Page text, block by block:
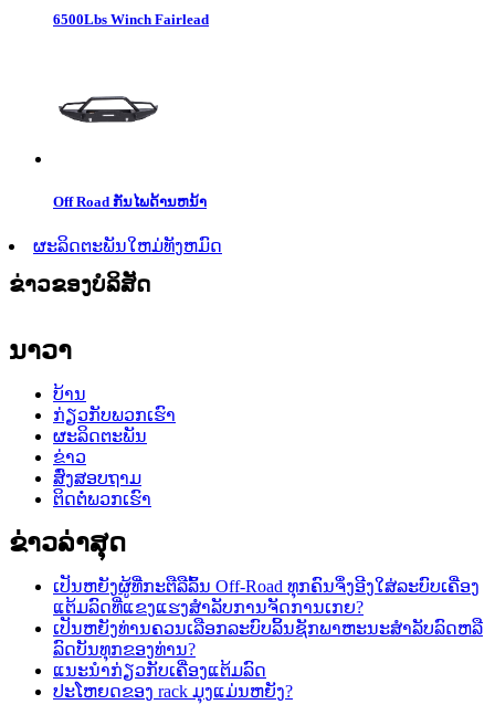
6500Lbs Winch Fairlead
Off Road ກັນ​ໄພ​ດ້ານ​ຫນ້າ​
ຜະລິດຕະພັນໃຫມ່ທັງຫມົດ
ຂ່າວຂອງບໍລິສັດ
ນາວາ
ບ້ານ
ກ່ຽວ​ກັບ​ພວກ​ເຮົາ
ຜະລິດຕະພັນ
ຂ່າວ
ສົ່ງສອບຖາມ
ຕິດ​ຕໍ່​ພວກ​ເຮົາ
ຂ່າວ​ລ່າ​ສຸດ
ເປັນຫຍັງຜູ້ທີ່ກະຕືລືລົ້ນ Off-Road ທຸກຄົນຈຶ່ງອີງໃສ່ລະບົບເຄື່ອງ
ແຕ້ມລົດທີ່ແຂງແຮງສໍາລັບການຈັດການເກຍ?
ເປັນຫຍັງທ່ານຄວນເລືອກລະບົບລິ້ນຊັກພາຫະນະສໍາລັບລົດຫລື
ລົດບັນທຸກຂອງທ່ານ?
ແນະນຳກ່ຽວກັບເຄື່ອງແຕ້ມລົດ
ປະໂຫຍດຂອງ rack ມຸງແມ່ນຫຍັງ?